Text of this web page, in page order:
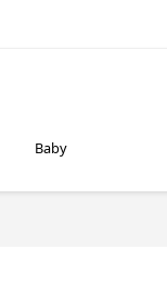
Baby